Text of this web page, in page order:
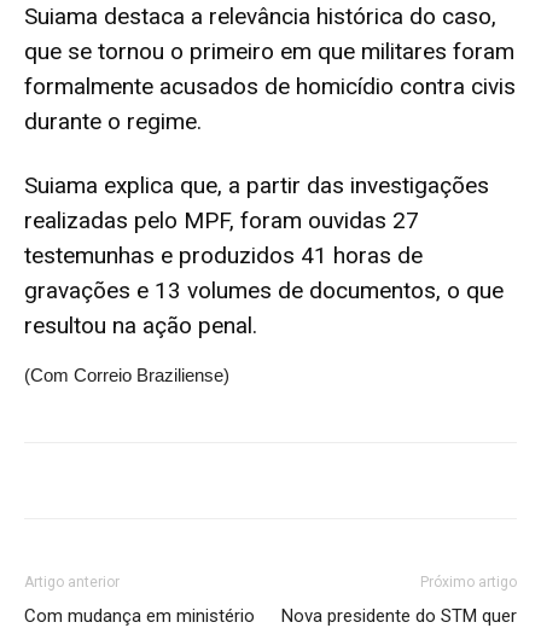
Suiama destaca a relevância histórica do caso,
que se tornou o primeiro em que militares foram
formalmente acusados de homicídio contra civis
durante o regime.
Suiama explica que, a partir das investigações
realizadas pelo MPF, foram ouvidas 27
testemunhas e produzidos 41 horas de
gravações e 13 volumes de documentos, o que
resultou na ação penal.
(Com Correio Braziliense)
Artigo anterior
Com mudança em ministério
Próximo artigo
Nova presidente do STM quer